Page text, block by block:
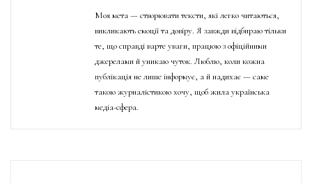
Моя мета — створювати тексти, які легко читаються,
викликають емоції та довіру. Я завжди відбираю тільки
те, що справді варте уваги, працюю з офіційними
джерелами й уникаю чуток. Люблю, коли кожна
публікація не лише інформує, а й надихає — саме
такою журналістикою хочу, щоб жила українська
медіа-сфера.